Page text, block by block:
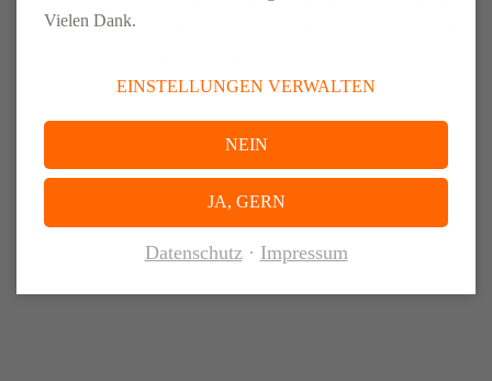
Goergen bei MAN in München. Der LKW wurde am 07.06.18
Fernverkehr eingesetzt.
2016
Vielen Dank.
EINSTELLUNGEN VERWALTEN
NEIN
JA, GERN
Datenschutz Impressum